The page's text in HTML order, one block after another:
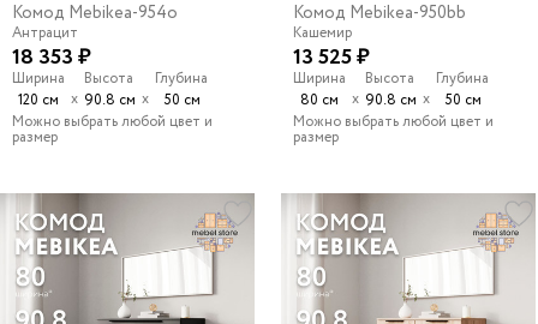
Комод Mebikea-954o
Антрацит
18 353 ₽
Ширина
120 см
х
Высота
90.8 см х
Глубина
50 см
Можно выбрать любой цвет и
размер
Комод Mebikea-950bb
Кашемир
13 525 ₽
Ширина
80 см
х
Высота
90.8 см х
Глубина
50 см
Можно выбрать любой цвет и
размер